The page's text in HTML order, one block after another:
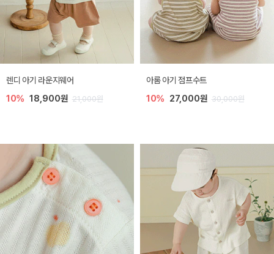
렌디 아기 라운지웨어
10% 18,900원 21,000원
아롬 아기 점프수트
10% 27,000원 30,000원